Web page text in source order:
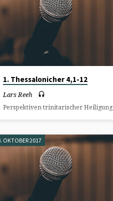
1. Thessalonicher 4,1-12
Lars Reeh
Perspektiven trinitarischer Heiligung
OKTOBER 2017